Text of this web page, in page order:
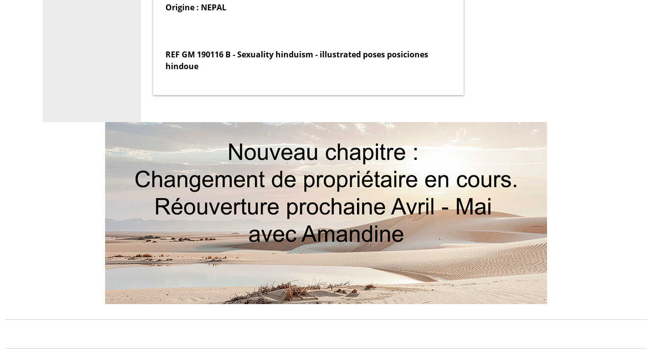
Origine : NEPAL
REF GM 190116 B - Sexuality hinduism - illustrated poses posiciones
hindoue